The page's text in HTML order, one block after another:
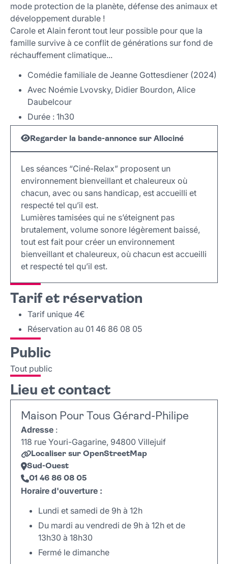
mode protection de la planète, défense des animaux et
développement durable !
Carole et Alain feront tout leur possible pour que la
famille survive à ce conflit de générations sur fond de
réchauffement climatique...
Comédie familiale de Jeanne Gottesdiener (2024)
Avec Noémie Lvovsky, Didier Bourdon, Alice
Daubelcour
Durée : 1h30
Regarder la bande-annonce sur Allociné
Les séances “Ciné-Relax” proposent un
environnement bienveillant et chaleureux où
chacun, avec ou sans handicap, est accueilli et
respecté tel qu’il est.
Lumières tamisées qui ne s’éteignent pas
brutalement, volume sonore légèrement baissé,
tout est fait pour créer un environnement
bienveillant et chaleureux, où chacun est accueilli
et respecté tel qu’il est.
Tarif et réservation
Tarif unique 4€
Réservation au 01 46 86 08 05
Public
Tout public
Lieu et contact
Maison Pour Tous Gérard-Philipe
Adresse :
118 rue Youri-Gagarine, 94800 Villejuif
Localiser sur OpenStreetMap
Sud-Ouest
01 46 86 08 05
Horaire d'ouverture :
Lundi et samedi de 9h à 12h
Du mardi au vendredi de 9h à 12h et de
13h30 à 18h30
Fermé le dimanche